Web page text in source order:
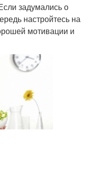
задумались о
настройтесь на
мотивации и